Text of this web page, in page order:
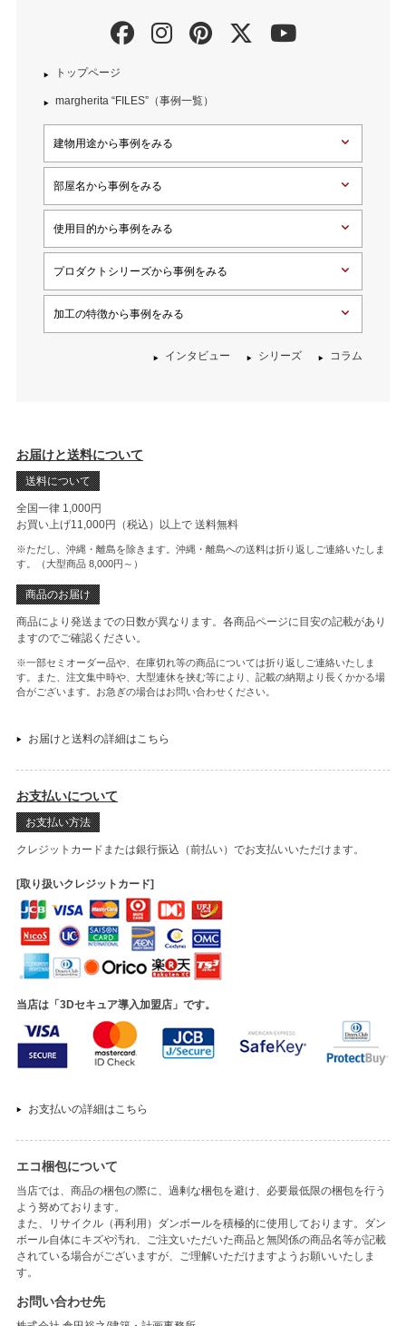
トップページ
margherita “FILES”（事例一覧）
建物用途から事例をみる
部屋名から事例をみる
使用目的から事例をみる
プロダクトシリーズから事例をみる
加工の特徴から事例をみる
インタビュー シリーズ コラム
お届けと送料について
送料について
全国一律 1,000円
お買い上げ11,000円（税込）以上で 送料無料
※ただし、沖縄・離島を除きます。沖縄・離島への送料は折り返しご連絡いたしま
す。（大型商品 8,000円～）
商品のお届け
商品により発送までの日数が異なります。各商品ページに目安の記載があり
ますのでご確認ください。
※一部セミオーダー品や、在庫切れ等の商品については折り返しご連絡いたしま
す。また、注文集中時や、大型連休を挟む等により、記載の納期より長くかかる場
合がございます。お急ぎの場合はお問い合わせください。
お届けと送料の詳細はこちら
お支払いについて
お支払い方法
クレジットカードまたは銀行振込（前払い）でお支払いいただけます。
[取り扱いクレジットカード]
当店は「3Dセキュア導入加盟店」です。
お支払いの詳細はこちら
エコ梱包について
当店では、商品の梱包の際に、過剰な梱包を避け、必要最低限の梱包を行う
よう努めております。
また、リサイクル（再利用）ダンボールを積極的に使用しております。ダン
ボール自体にキズや汚れ、ご注文いただいた商品と無関係の商品名等が記載
されている場合がございますが、ご理解いただけますようお願いいたしま
す。
お問い合わせ先